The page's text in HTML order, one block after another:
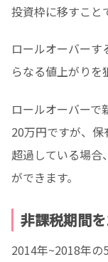
投資枠に移すこと
ロールオーバーす
らなる値上がりを
ロールオーバーで
20万円ですが、
超過している場合
ができます。
非課税期間
2014年~2018年の